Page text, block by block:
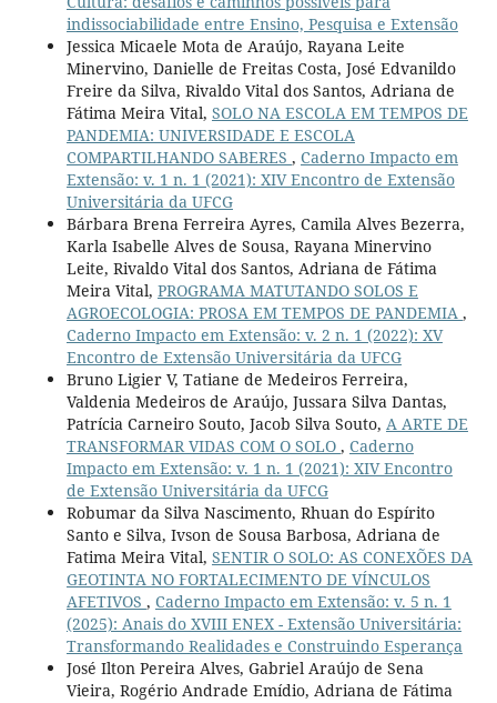
indissociabilidade entre Ensino, Pesquisa e Extensão
Jessica Micaele Mota de Araújo, Rayana Leite
Minervino, Danielle de Freitas Costa, José Edvanildo
Freire da Silva, Rivaldo Vital dos Santos, Adriana de
Fátima Meira Vital, SOLO NA ESCOLA EM TEMPOS DE
PANDEMIA: UNIVERSIDADE E ESCOLA
COMPARTILHANDO SABERES , Caderno Impacto em
Extensão: v. 1 n. 1 (2021): XIV Encontro de Extensão
Universitária da UFCG
Bárbara Brena Ferreira Ayres, Camila Alves Bezerra,
Karla Isabelle Alves de Sousa, Rayana Minervino
Leite, Rivaldo Vital dos Santos, Adriana de Fátima
Meira Vital, PROGRAMA MATUTANDO SOLOS E
AGROECOLOGIA: PROSA EM TEMPOS DE PANDEMIA ,
Caderno Impacto em Extensão: v. 2 n. 1 (2022): XV
Encontro de Extensão Universitária da UFCG
Bruno Ligier V, Tatiane de Medeiros Ferreira,
Valdenia Medeiros de Araújo, Jussara Silva Dantas,
Patrícia Carneiro Souto, Jacob Silva Souto, A ARTE DE
TRANSFORMAR VIDAS COM O SOLO , Caderno
Impacto em Extensão: v. 1 n. 1 (2021): XIV Encontro
de Extensão Universitária da UFCG
Robumar da Silva Nascimento, Rhuan do Espírito
Santo e Silva, Ivson de Sousa Barbosa, Adriana de
Fatima Meira Vital, SENTIR O SOLO: AS CONEXÕES DA
GEOTINTA NO FORTALECIMENTO DE VÍNCULOS
AFETIVOS , Caderno Impacto em Extensão: v. 5 n. 1
(2025): Anais do XVIII ENEX - Extensão Universitária:
Transformando Realidades e Construindo Esperança
José Ilton Pereira Alves, Gabriel Araújo de Sena
Vieira, Rogério Andrade Emídio, Adriana de Fátima